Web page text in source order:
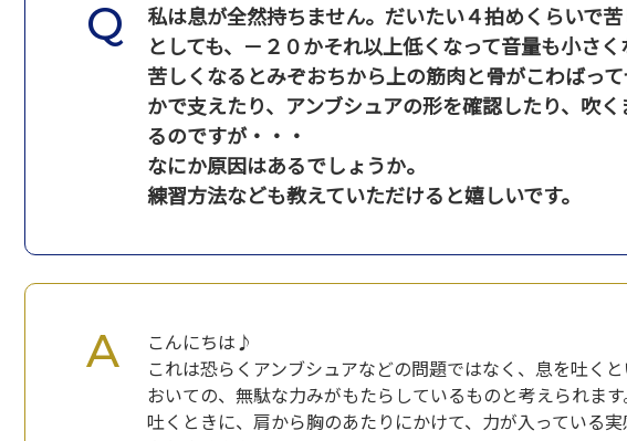
私は息が全然持ちません。だいたい４拍めくらいで
としても、－２０かそれ以上低くなって音量も小さく
苦しくなるとみぞおちから上の筋肉と骨がこわばっ
かで支えたり、アンブシュアの形を確認したり、吹
るのですが・・・
なにか原因はあるでしょうか。
練習方法なども教えていただけると嬉しいです。
こんにちは♪
これは恐らくアンブシュアなどの問題ではなく、息を吐く
おいての、無駄な力みがもたらしているものと考えられます
吐くときに、肩から胸のあたりにかけて、力が入っている実